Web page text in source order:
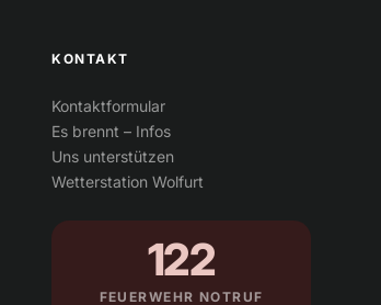
KONTAKT
Kontaktformular
Es brennt – Infos
Uns unterstützen
Wetterstation Wolfurt
122
FEUERWEHR NOTRUF